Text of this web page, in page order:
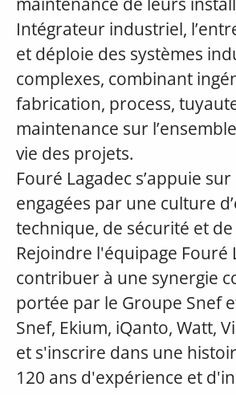
Intégrateur industriel,
et déploie des systèmes
complexes, combinant
fabrication, process,
maintenance sur
vie des projets.
Fouré Lagadec s’appuie
engagées par une culture
technique, de sécurité et
Rejoindre l'équipage Fouré
contribuer à une synergie
portée par le Groupe Snef
Snef, Ekium, iQanto, Watt,
et s'inscrire dans une
120 ans d'expérience et